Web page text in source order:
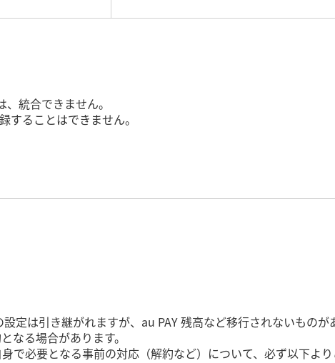
統合できません。
ることはできません。
定は引き継がれますが、au PAY 残高など移行されないものが
なる場合があります。
で必要となる事前の対応（解約など）について、必ず以下より